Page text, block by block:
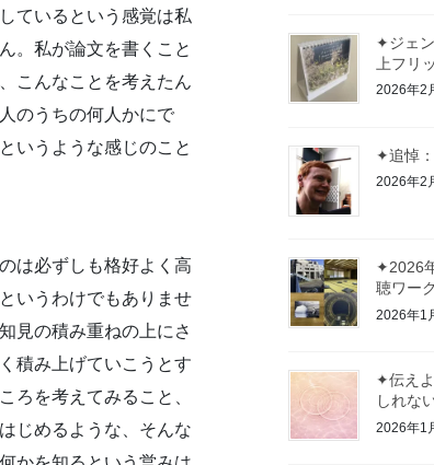
ているという感覚は私
。私が論文を書くこと
こんなことを考えたん
のうちの何人かにで
いうような感じのこと
は必ずしも格好よく高
いうわけでもありませ
見の積み重ねの上にさ
積み上げていこうとす
ろを考えてみること、
じめるような、そんな
✦ジェ
上フリ
2026年2
✦追悼
2026年2
✦2026
聴ワー
2026年1
✦伝え
しれな
2026年1